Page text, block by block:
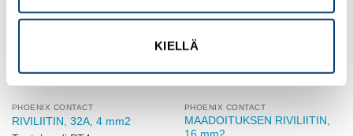
KIELLÄ
PHOENIX CONTACT
RIVILIITIN, 32A, 4 mm2
PHOENIX CONTACT
MAADOITUKSEN RIVILIITIN,